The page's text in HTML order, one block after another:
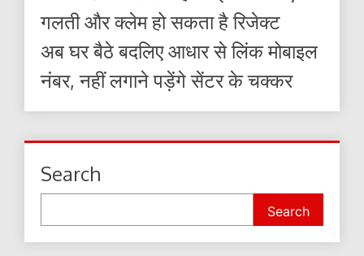
गलती और क्लेम हो सकता है रिजेक्ट
अब घर बैठे बदलिए आधार से लिंक मोबाइल
नंबर, नहीं लगाने पड़ेंगे सेंटर के चक्कर
Search
Search